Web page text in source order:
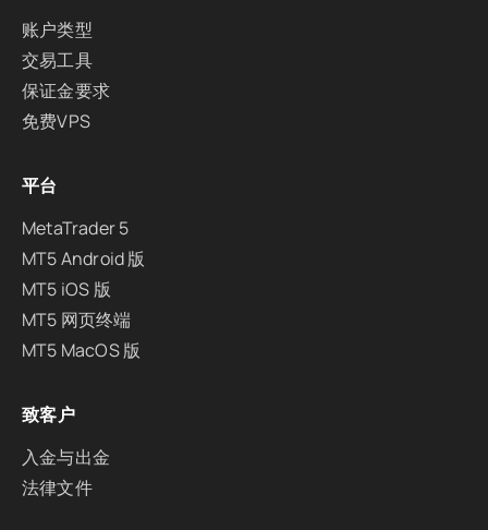
账户类型
交易工具
保证金要求
免费VPS
平台
MetaTrader 5
MT5 Android 版
MT5 iOS 版
MT5 网页终端
MT5 MacOS 版
致客户
入金与出金
法律文件